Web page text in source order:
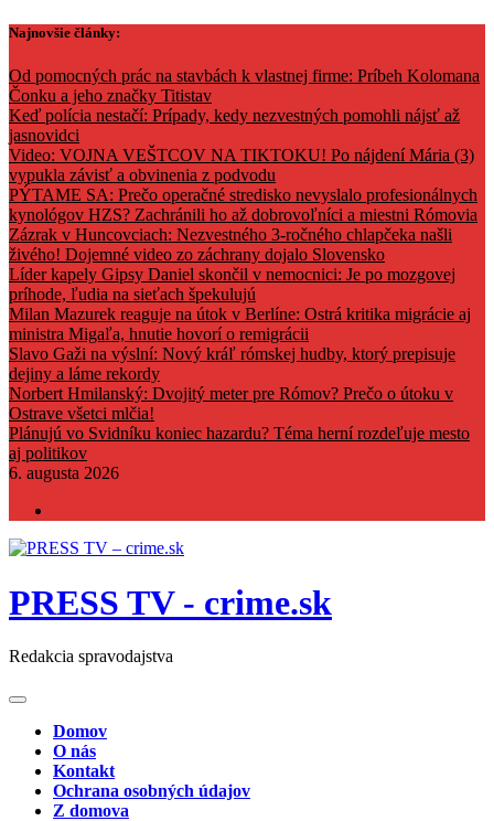
Skip
content
Najnovšie články:
Od pomocných prác na stavbách k vlastnej firme: Príbeh Kolomana
Čonku a jeho značky Titistav
Keď polícia nestačí: Prípady, kedy nezvestných pomohli nájsť až
jasnovidci
Video: VOJNA VEŠTCOV NA TIKTOKU! Po nájdení Mária (3)
vypukla závisť a obvinenia z podvodu
PÝTAME SA: Prečo operačné stredisko nevyslalo profesionálnych
kynológov HZS? Zachránili ho až dobrovoľníci a miestni Rómovia
Zázrak v Huncovciach: Nezvestného 3-ročného chlapčeka našli
živého! Dojemné video zo záchrany dojalo Slovensko
Líder kapely Gipsy Daniel skončil v nemocnici: Je po mozgovej
príhode, ľudia na sieťach špekulujú
Milan Mazurek reaguje na útok v Berlíne: Ostrá kritika migrácie aj
ministra Migaľa, hnutie hovorí o remigrácii
Slavo Gaži na výslní: Nový kráľ rómskej hudby, ktorý prepisuje
dejiny a láme rekordy
Norbert Hmilanský: Dvojitý meter pre Rómov? Prečo o útoku v
Ostrave všetci mlčia!
Plánujú vo Svidníku koniec hazardu? Téma herní rozdeľuje mesto
aj politikov
6. augusta 2026
PRESS TV - crime.sk
Redakcia spravodajstva
Domov
O nás
Kontakt
Ochrana osobných údajov
Z domova